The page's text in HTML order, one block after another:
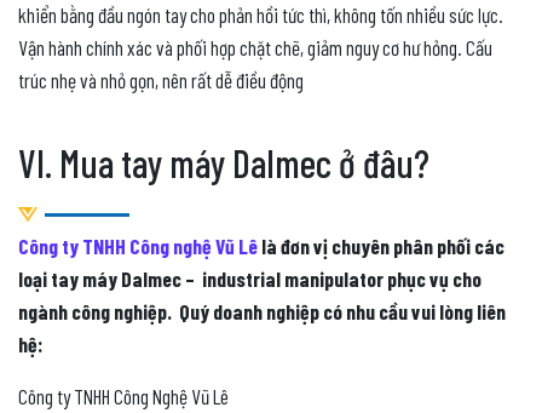
khiển bằng đầu ngón tay cho phản hồi tức thì, không tốn nhiều sức lực.
Vận hành chính xác và phối hợp chặt chẽ, giảm nguy cơ hư hỏng. Cấu
trúc nhẹ và nhỏ gọn, nên rất dễ điều động
VI. Mua tay máy Dalmec ở đâu?
Công ty TNHH Công nghệ Vũ Lê là đơn vị chuyên phân phối các
loại tay máy Dalmec – industrial manipulator phục vụ cho
ngành công nghiệp. Quý doanh nghiệp có nhu cầu vui lòng liên
hệ:
Công ty TNHH Công Nghệ Vũ Lê